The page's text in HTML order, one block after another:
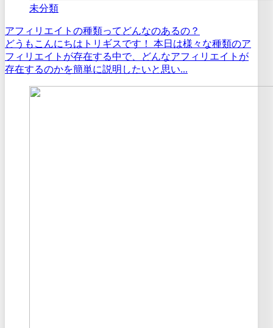
未分類
アフィリエイトの種類ってどんなのあるの？
どうもこんにちはトリギスです！ 本日は様々な種類のア
フィリエイトが存在する中で、どんなアフィリエイトが
存在するのかを簡単に説明したいと思い...